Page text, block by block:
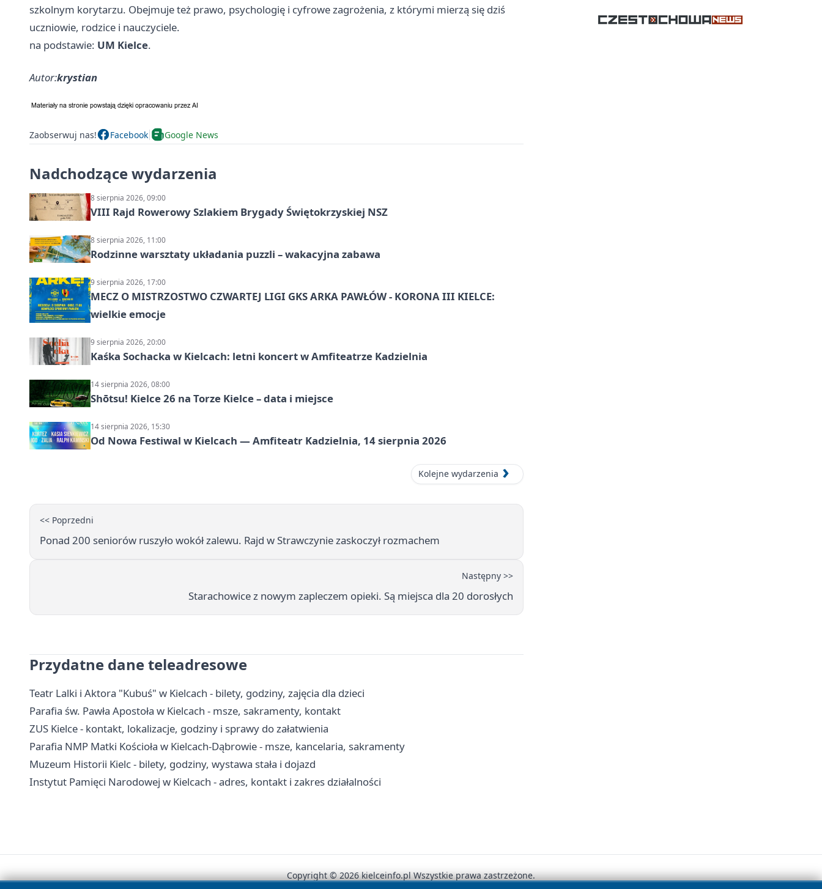
szkolnym korytarzu. Obejmuje też prawo, psychologię i cyfrowe zagrożenia, z którymi mierzą się dziś
uczniowie, rodzice i nauczyciele.
na podstawie: UM Kielce.
Autor:krystian
Zaobserwuj nas! Facebook Google News
Nadchodzące wydarzenia
8 sierpnia 2026, 09:00
VIII Rajd Rowerowy Szlakiem Brygady Świętokrzyskiej NSZ
8 sierpnia 2026, 11:00
Rodzinne warsztaty układania puzzli – wakacyjna zabawa
9 sierpnia 2026, 17:00
MECZ O MISTRZOSTWO CZWARTEJ LIGI GKS ARKA PAWŁÓW - KORONA III KIELCE:
wielkie emocje
9 sierpnia 2026, 20:00
Kaśka Sochacka w Kielcach: letni koncert w Amfiteatrze Kadzielnia
14 sierpnia 2026, 08:00
Shōtsu! Kielce 26 na Torze Kielce – data i miejsce
14 sierpnia 2026, 15:30
Od Nowa Festiwal w Kielcach — Amfiteatr Kadzielnia, 14 sierpnia 2026
Kolejne wydarzenia
<< Poprzedni
Ponad 200 seniorów ruszyło wokół zalewu. Rajd w Strawczynie zaskoczył rozmachem
Następny >>
Starachowice z nowym zapleczem opieki. Są miejsca dla 20 dorosłych
Przydatne dane teleadresowe
Teatr Lalki i Aktora "Kubuś" w Kielcach - bilety, godziny, zajęcia dla dzieci
Parafia św. Pawła Apostoła w Kielcach - msze, sakramenty, kontakt
ZUS Kielce - kontakt, lokalizacje, godziny i sprawy do załatwienia
Parafia NMP Matki Kościoła w Kielcach-Dąbrowie - msze, kancelaria, sakramenty
Muzeum Historii Kielc - bilety, godziny, wystawa stała i dojazd
Instytut Pamięci Narodowej w Kielcach - adres, kontakt i zakres działalności
Copyright © 2026 kielceinfo.pl Wszystkie prawa zastrzeżone.